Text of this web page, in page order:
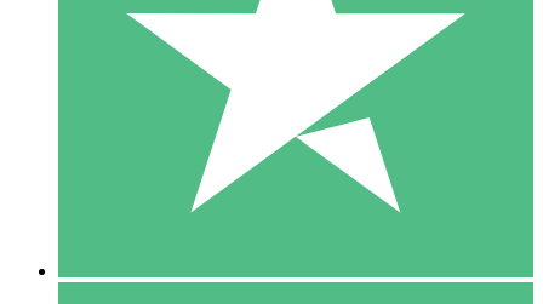
Zahlen Sie nach Bedarf mit Download-Credits. Keine
monatliche Verpflichtung erforderlich.
10 00